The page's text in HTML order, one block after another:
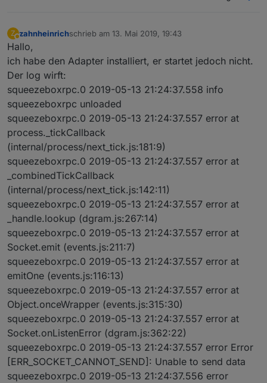
Z
Abwesend
zahnheinrichschrieb am 13. Mai 2019, 19:43
zuletzt editiert von
Hallo,
ich habe den Adapter installiert, er startet jedoch nicht.
Der log wirft:
squeezeboxrpc.0 2019-05-13 21:24:37.558 info
squeezeboxrpc unloaded
squeezeboxrpc.0 2019-05-13 21:24:37.557 error at
process._tickCallback
(internal/process/next_tick.js:181:9)
squeezeboxrpc.0 2019-05-13 21:24:37.557 error at
_combinedTickCallback
(internal/process/next_tick.js:142:11)
squeezeboxrpc.0 2019-05-13 21:24:37.557 error at
_handle.lookup (dgram.js:267:14)
squeezeboxrpc.0 2019-05-13 21:24:37.557 error at
Socket.emit (events.js:211:7)
squeezeboxrpc.0 2019-05-13 21:24:37.557 error at
emitOne (events.js:116:13)
squeezeboxrpc.0 2019-05-13 21:24:37.557 error at
Object.onceWrapper (events.js:315:30)
squeezeboxrpc.0 2019-05-13 21:24:37.557 error at
Socket.onListenError (dgram.js:362:22)
squeezeboxrpc.0 2019-05-13 21:24:37.557 error Error
[ERR_SOCKET_CANNOT_SEND]: Unable to send data
squeezeboxrpc.0 2019-05-13 21:24:37.556 error